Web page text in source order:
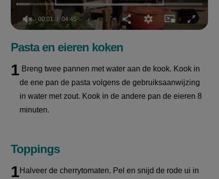
of
minutes,
45
seconds
00:02 04:45
Pasta en eieren koken
Breng twee pannen met water aan de kook. Kook in
de ene pan de pasta volgens de gebruiksaanwijzing
in water met zout. Kook in de andere pan de eieren 8
minuten.
Toppings
Halveer de cherrytomaten. Pel en snijd de rode ui in